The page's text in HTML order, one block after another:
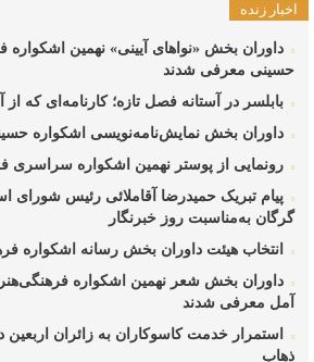
اخبار زنده
داوران بخش «نواهای آیینی» نهمین
حسینی معرفی شدند
بابلسر در آستانه فصل تازه؛ کارنامه‌ای که
داوران بخش نمایش‌نامه‌نویسی اشکواره
رونمایی از پوستر نهمین اشکواره سراسری
پیام تبریک حمیدرضا آقاملائی رئیس شورای
گرگان به‌مناسبت روز خبرنگار
انتخاب هیئت داوران بخش رسانه اشکواره
داوران بخش شعر نهمین اشکواره
آمل معرفی شدند
استمرار خدمت کاسوکاران به زائران
ذهاب